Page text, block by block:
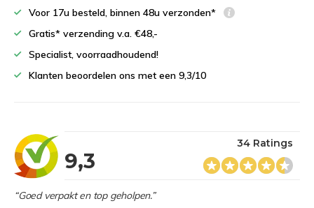
Voor 17u besteld, binnen 48u verzonden*
Gratis* verzending v.a. €48,-
Specialist, voorraadhoudend!
Klanten beoordelen ons met een 9,3/10
9,3
34 Ratings
“Goed verpakt en top geholpen.”